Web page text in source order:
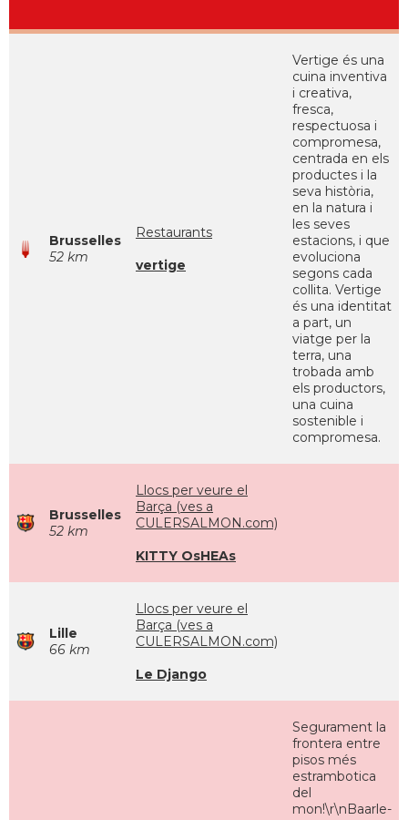
Brusselles
52 km
Restaurants
vertige
Vertige és una
cuina inventiva
i creativa,
fresca,
respectuosa i
compromesa,
centrada en els
productes i la
seva història,
en la natura i
les seves
estacions, i que
evoluciona
segons cada
collita. Vertige
és una identitat
a part, un
viatge per la
terra, una
trobada amb
els productors,
una cuina
sostenible i
compromesa.
Brusselles
52 km
Llocs per veure el
Barça (ves a
CULERSALMON.com)
KITTY OsHEAs
Lille
66 km
Llocs per veure el
Barça (ves a
CULERSALMON.com)
Le Django
Segurament la
frontera entre
pisos més
estrambotica
del
mon!\r\nBaarle-